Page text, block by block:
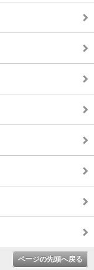
ページの先頭へ戻る